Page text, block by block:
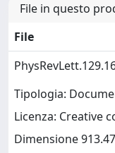
File in questo
File
Tipologia:
Licenza: Creative
Dimensione